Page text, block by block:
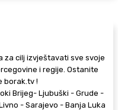
za cilj izvještavati sve svoje
i regije. Ostanite
borak.tv !
Brijeg- Ljubuški - Grude -
- Sarajevo - Banja Luka